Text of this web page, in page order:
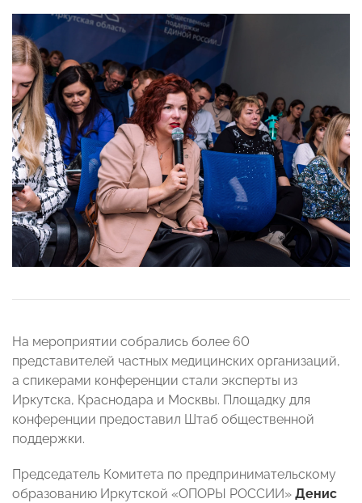
На мероприятии собрались более 60
представителей частных медицинских организаций,
а спикерами конференции стали эксперты из
Иркутска, Краснодара и Москвы. Площадку для
конференции предоставил Штаб общественной
поддержки.
Председатель Комитета по предпринимательскому
образованию Иркутской «ОПОРЫ РОССИИ» Денис